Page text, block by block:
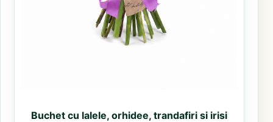
Buchet cu lalele, orhidee, trandafiri si irisi